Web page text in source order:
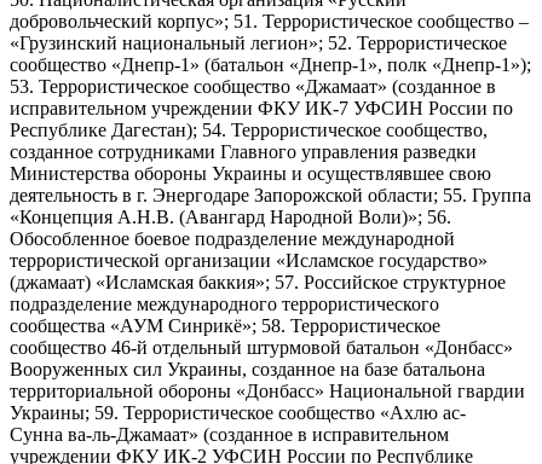
добровольческий корпус»; 51. Террористическое сообщество –
«Грузинский национальный легион»; 52. Террористическое
сообщество «Днепр-1» (батальон «Днепр-1», полк «Днепр-1»);
53. Террористическое сообщество «Джамаат» (созданное в
исправительном учреждении ФКУ ИК-7 УФСИН России по
Республике Дагестан); 54. Террористическое сообщество,
созданное сотрудниками Главного управления разведки
Министерства обороны Украины и осуществлявшее свою
деятельность в г. Энергодаре Запорожской области; 55. Группа
«Концепция А.Н.В. (Авангард Народной Воли)»; 56.
Обособленное боевое подразделение международной
террористической организации «Исламское государство»
(джамаат) «Исламская баккия»; 57. Российское структурное
подразделение международного террористического
сообщества «АУМ Синрикё»; 58. Террористическое
сообщество 46-й отдельный штурмовой батальон «Донбасс»
Вооруженных сил Украины, созданное на базе батальона
территориальной обороны «Донбасс» Национальной гвардии
Украины; 59. Террористическое сообщество «Ахлю ас-
Сунна ва-ль-Джамаат» (созданное в исправительном
учреждении ФКУ ИК-2 УФСИН России по Республике